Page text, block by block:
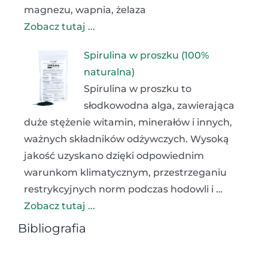
magnezu, wapnia, żelaza
Zobacz tutaj ...
Spirulina w proszku (100%
naturalna)
Spirulina w proszku to
słodkowodna alga, zawierająca
duże stężenie witamin, minerałów i innych,
ważnych składników odżywczych. Wysoką
jakość uzyskano dzięki odpowiednim
warunkom klimatycznym, przestrzeganiu
restrykcyjnych norm podczas hodowli i …
Zobacz tutaj ...
Bibliografia